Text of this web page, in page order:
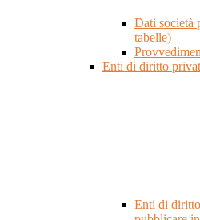
Dati società
tabelle)
Enti di diritto
Enti di